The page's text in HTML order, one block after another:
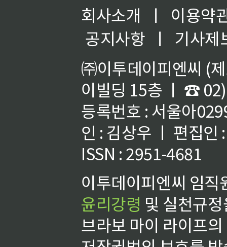
회사소개 ㅣ
이용약
공지사항
ㅣ
기사제
㈜이투데이피엔씨 (
이빌딩 15층 ㅣ ☎
등록번호 : 서울아
인 : 김상우 ㅣ 편집인
ISSN : 2951-4681
이투데이피엔씨 임
윤리강령 및 실천규
브라보 마이 라이프